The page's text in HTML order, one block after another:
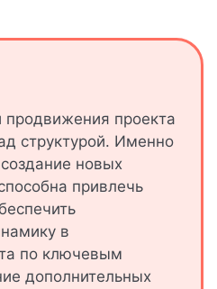
продвижения проекта
структурой. Именно
новых
привлечь
в
по ключевым
дополнительных